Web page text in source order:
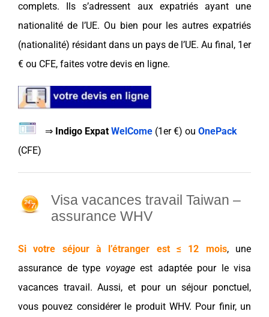
complets. Ils s’adressent aux expatriésayant une
nationalité de l’UE. Ou bien pour les autres expatriés
(nationalité) résidant dans un pays de l’UE. Au final, 1er
€ ou CFE, faites votre devis en ligne.
⇒ Indigo Expat WelCome (1er €) ou OnePack
(CFE)
Visa vacances travail Taiwan –
assurance WHV
Si votre séjour à l’étranger est ≤ 12 mois, une
assurance de type voyage est adaptée pour le visa
vacances travail. Aussi, et pour un séjour ponctuel ,
vous pouvez considérer le produit WHV. Pour finir, un